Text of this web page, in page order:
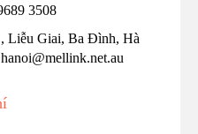
3508
Giai, Ba Đình, Hà